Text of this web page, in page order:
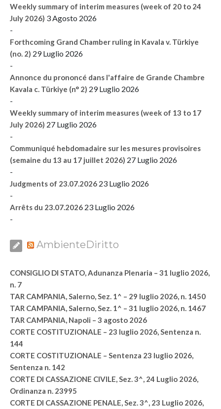
Weekly summary of interim measures (week of 20 to 24
July 2026) 3 Agosto 2026
-
Forthcoming Grand Chamber ruling in Kavala v. Türkiye
(no. 2) 29 Luglio 2026
-
Annonce du prononcé dans l'affaire de Grande Chambre
Kavala c. Türkiye (n° 2) 29 Luglio 2026
-
Weekly summary of interim measures (week of 13 to 17
July 2026) 27 Luglio 2026
-
Communiqué hebdomadaire sur les mesures provisoires
(semaine du 13 au 17 juillet 2026) 27 Luglio 2026
-
Judgments of 23.07.2026 23 Luglio 2026
-
Arrêts du 23.07.2026 23 Luglio 2026
-
AmbienteDiritto
CONSIGLIO DI STATO, Adunanza Plenaria – 31 luglio 2026,
n. 7
TAR CAMPANIA, Salerno, Sez. 1^ – 29 luglio 2026, n. 1450
TAR CAMPANIA, Salerno, Sez. 1^ – 31 luglio 2026, n. 1467
TAR CAMPANIA, Napoli – 3 agosto 2026
CORTE COSTITUZIONALE – 23 luglio 2026, Sentenza n.
144
CORTE COSTITUZIONALE – Sentenza 23 luglio 2026,
Sentenza n. 142
CORTE DI CASSAZIONE CIVILE, Sez. 3^, 24 Luglio 2026,
Ordinanza n. 23995
CORTE DI CASSAZIONE PENALE, Sez. 3^, 23 Luglio 2026,